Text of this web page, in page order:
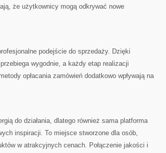
że użytkownicy mogą odkrywać nowe
podejście do sprzedaży. Dzięki
wygodnie, a każdy etap realizacji
opłacania zamówień dodatkowo wpływają na
do działania, dlatego również sama platforma
inspiracji. To miejsce stworzone dla osób,
w atrakcyjnych cenach. Połączenie jakości i